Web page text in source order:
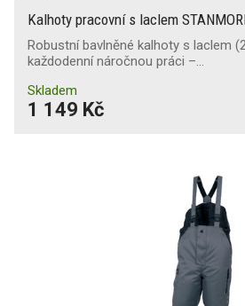
Kalhoty pracovní s laclem
Robustní bavlněné kalhoty s laclem
každodenní náročnou práci –…
Skladem
1 149 Kč